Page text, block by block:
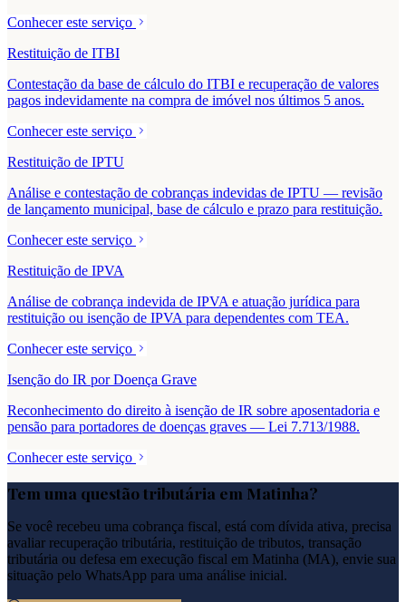
Conhecer este serviço
Restituição de ITBI
Contestação da base de cálculo do ITBI e recuperação de valores
pagos indevidamente na compra de imóvel nos últimos 5 anos.
Conhecer este serviço
Restituição de IPTU
Análise e contestação de cobranças indevidas de IPTU — revisão
de lançamento municipal, base de cálculo e prazo para restituição.
Conhecer este serviço
Restituição de IPVA
Análise de cobrança indevida de IPVA e atuação jurídica para
restituição ou isenção de IPVA para dependentes com TEA.
Conhecer este serviço
Isenção do IR por Doença Grave
Reconhecimento do direito à isenção de IR sobre aposentadoria e
pensão para portadores de doenças graves — Lei 7.713/1988.
Conhecer este serviço
Tem uma questão tributária em Matinha?
Se você recebeu uma cobrança fiscal, está com dívida ativa, precisa
avaliar recuperação tributária, restituição de tributos, transação
tributária ou defesa em execução fiscal em Matinha (MA), envie sua
situação pelo WhatsApp para uma análise inicial.